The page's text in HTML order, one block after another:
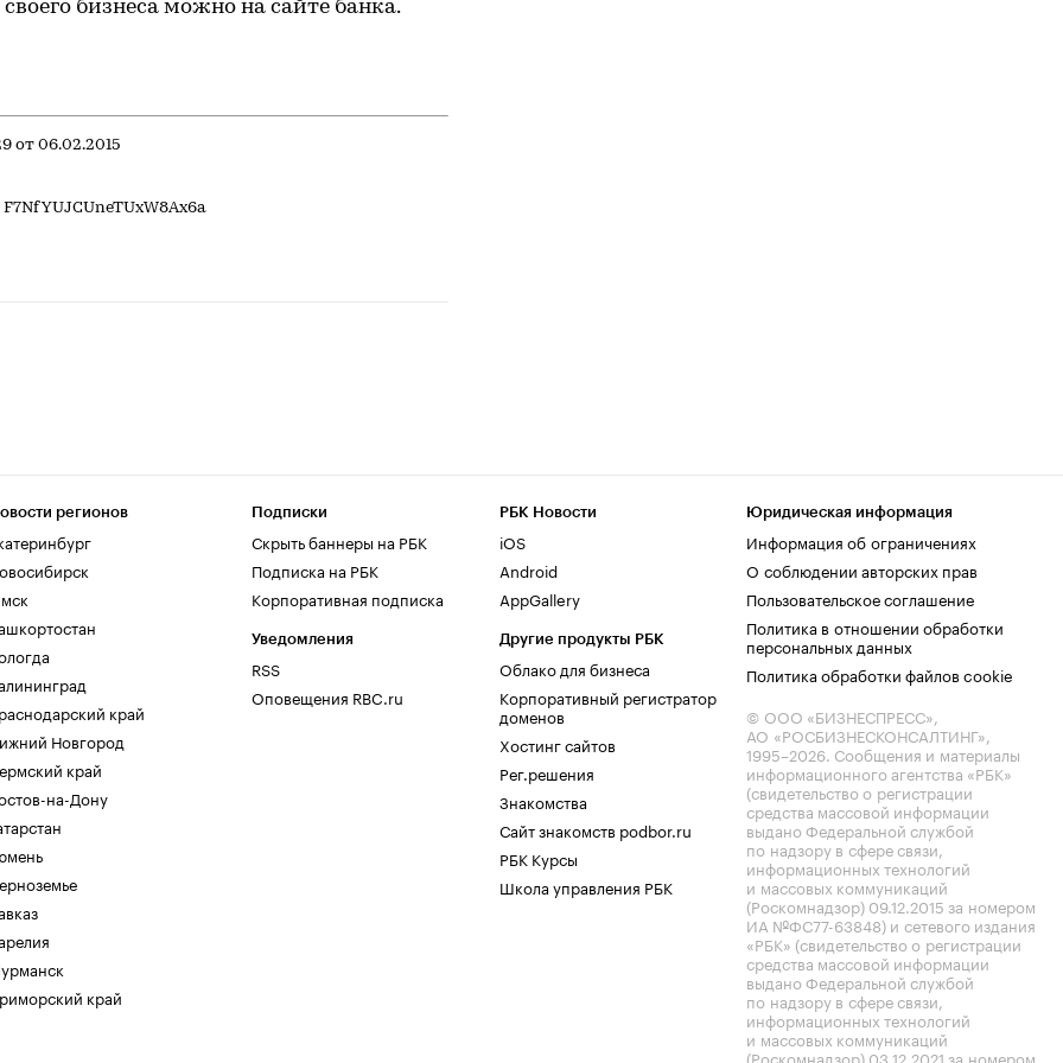
бизнеса можно на сайте банка.
от 06.02.2015
регионов
край
Новгород
край
на-Дону
край
Подписки
Скрыть баннеры на РБК
Подписка на РБК
Корпоративная подписка
Уведомления
RSS
Оповещения RBC.ru
РБК Новости
iOS
Android
AppGallery
Другие продукты РБК
Облако для бизнеса
Корпоративный регистратор
доменов
Хостинг сайтов
Рег.решения
Знакомства
Сайт знакомств podbor.ru
РБК Курсы
Школа управления РБК
Юридическая информация
Информация об ограничениях
О соблюдении авторских прав
Пользовательское соглашение
Политика в отношении обработки
персональных данных
Политика обработки файлов cookie
© ООО «БИЗНЕСПРЕСС»,
АО «РОСБИЗНЕСКОНСАЛТИНГ»,
1995–2026. Сообщения и материалы
информационного агентства «РБК»
(свидетельство о регистрации
средства массовой информации
выдано Федеральной службой
по надзору в сфере связи,
информационных технологий
и массовых коммуникаций
(Роскомнадзор) 09.12.2015 за номером
ИА №ФС77-63848) и сетевого издания
«РБК» (свидетельство о регистрации
средства массовой информации
выдано Федеральной службой
по надзору в сфере связи,
информационных технологий
и массовых коммуникаций
(Роскомнадзор) 03.12.2021 за номером